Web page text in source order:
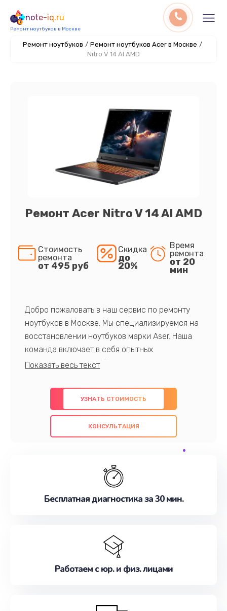
note-iq.ru
Ремонт ноутбуков в Москве
Ремонт ноутбуков / Ремонт ноутбуков Acer в Москве /
Nitro V 14 AI AMD
Ремонт Acer Nitro V 14 AI AMD
Стоимость
ремонта
от 495 руб
Скидка
до
20%
Время
ремонта
от 20
мин
Добро пожаловать в наш сервис по ремонту
ноутбуков в Москве. Мы специализируемся на
восстановлении ноутбуков марки Aser. Наша
команда включает в себя опытных
профессионалов с обширными знаниями и
предлагаем быстрый и качественный ремонт с
использованием оригинальных компонентов, а
также гарантируем качество всех
проведенных работ. Наша цель - предоставить
обслуживание, удовлетворяя их потребности
наилучшим образом. Не медлите записаться на
УЗНАТЬ СТОИМОСТЬ
КОНСУЛЬТАЦИЯ
Бесплатная диагностика за 30 мин.
Работаем с юр. и физ. лицами